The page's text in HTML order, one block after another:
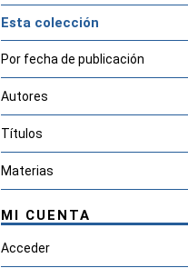
Esta colección
Por fecha de publicación
Autores
Títulos
Materias
MI CUENTA
Acceder